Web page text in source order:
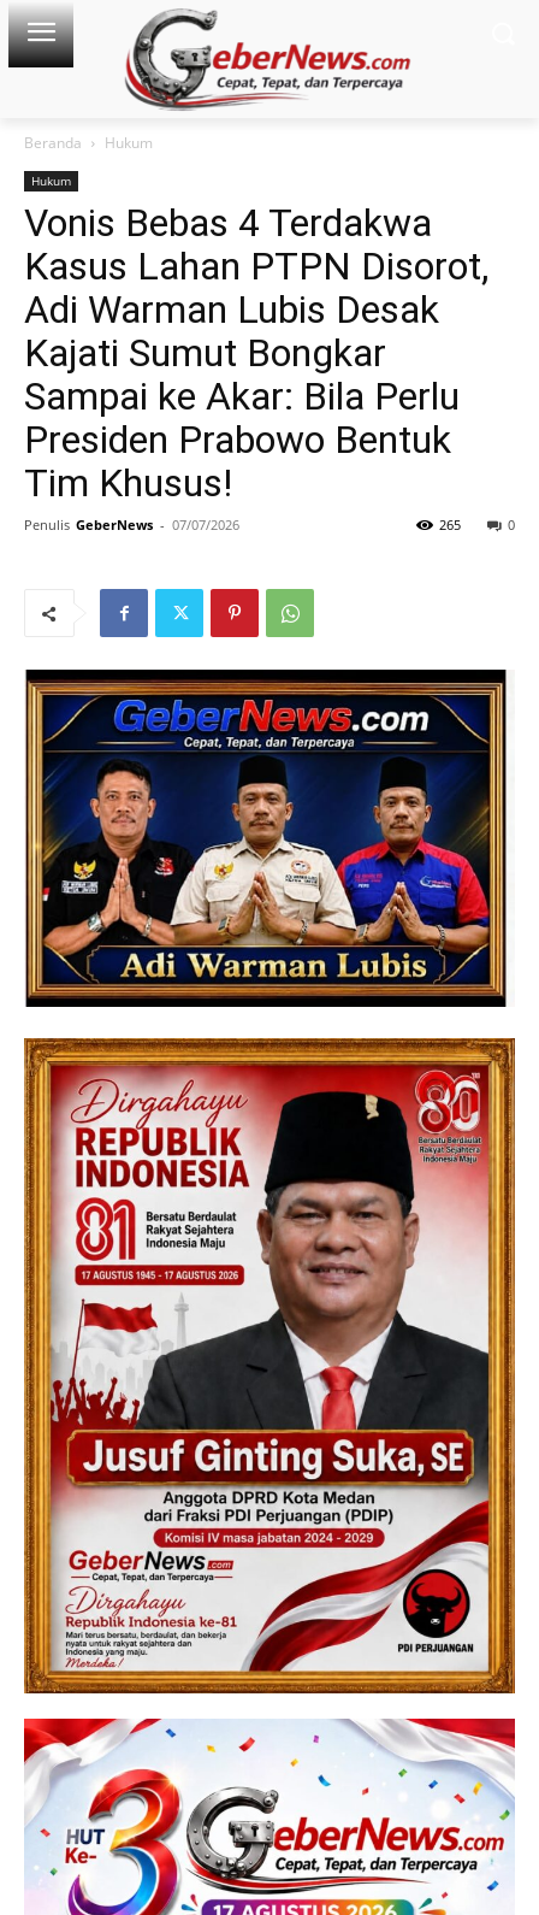
Beranda Hukum
Hukum
Vonis Bebas 4 Terdakwa
Kasus Lahan PTPN Disorot,
Adi Warman Lubis Desak
Kajati Sumut Bongkar
Sampai ke Akar: Bila Perlu
Presiden Prabowo Bentuk
Tim Khusus!
Penulis GeberNews - 07/07/2026 0
265